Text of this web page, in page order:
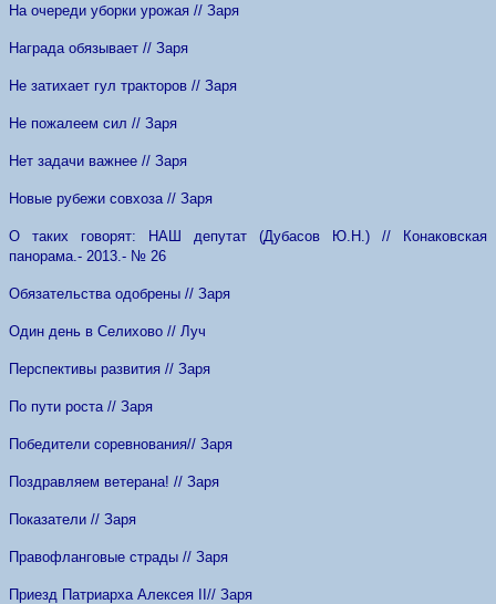
На очереди уборки урожая // Заря
Награда обязывает // Заря
Не затихает гул тракторов // Заря
Не пожалеем сил // Заря
Нет задачи важнее // Заря
Новые рубежи совхоза // Заря
О таких говорят: НАШ депутат (Дубасов Ю.Н.) // Конаковская
панорама.- 2013.- № 26
Обязательства одобрены // Заря
Один день в Селихово // Луч
Перспективы развития // Заря
По пути роста // Заря
Победители соревнования// Заря
Поздравляем ветерана! // Заря
Показатели // Заря
Правофланговые страды // Заря
Приезд Патриарха Алексея // Заря